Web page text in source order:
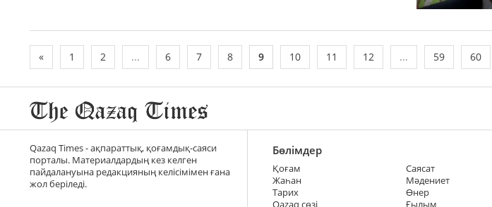
« 1 2 ... 6 7 8 9 10 11 12 ... 59 60
Qazaq Times - ақпараттық, қоғамдық-саяси
порталы. Материалдардың кез келген
пайдалануына редакцияның келісімімен ғана
жол беріледі.
Бөлімдер
Қоғам
Жаһан
Тарих
Qazaq сөзі
Саясат
Мәдениет
Өнер
Ғылым